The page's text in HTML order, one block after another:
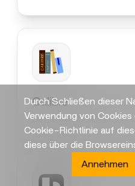
Calibre
Befreie deine Bibliothek.
Durch Schließen dieser
Verwendung von
Cookie-Richtlinie auf
diese über die
Annehmen